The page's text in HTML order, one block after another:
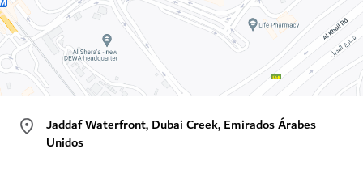
Jaddaf Waterfront, Dubai Creek, Emirados Árabes
Unidos